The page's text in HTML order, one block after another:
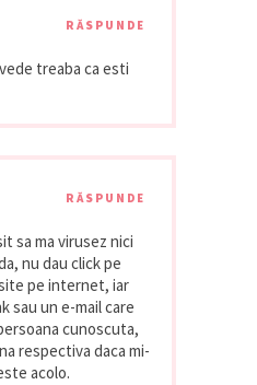
RĂSPUNDE
treaba ca esti
RĂSPUNDE
sa ma virusez nici
nu dau click pe
pe internet, iar
sau un e-mail care
cunoscuta,
respectiva daca mi-
acolo.